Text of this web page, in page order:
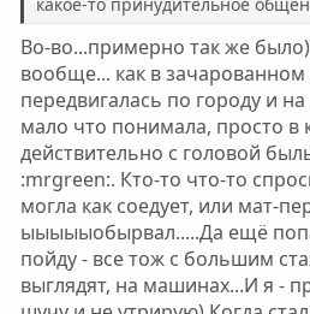
Во-во...примерно так же
вообще... как в
передвигалась по городу и
мало что понимала, просто в
действительно с головой
:mrgreen:. Кто-то что-то
могла как соедует, или мат-
ыыыыыобырвал.....Да ещё
пойду - все тож с большим
выглядят, на машинах...И я -